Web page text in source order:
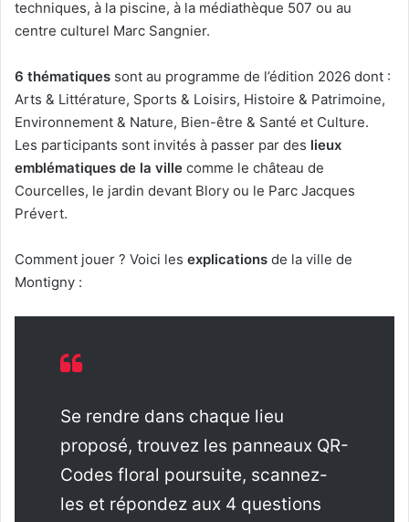
techniques, à la piscine, à la médiathèque 507 ou au
centre culturel Marc Sangnier.
6 thématiques sont au programme de l’édition 2026 dont :
Arts & Littérature, Sports & Loisirs, Histoire & Patrimoine,
Environnement & Nature, Bien-être & Santé et Culture.
Les participants sont invités à passer par des lieux
emblématiques de la ville comme le château de
Courcelles, le jardin devant Blory ou le Parc Jacques
Prévert.
Comment jouer ? Voici les explications de la ville de
Montigny :
Se rendre dans chaque lieu
proposé, trouvez les panneaux QR-
Codes floral poursuite, scannez-
les et répondez aux 4 questions